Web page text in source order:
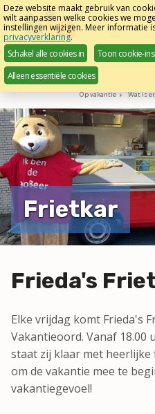
Sla
links
over
Direct
naar
het
menu
Direct
naar
de
pagina
inhoud
Menu
Op vakantie Wat is
Frietkar
Frieda's
Elke vrijdag komt Frieda's
Vakantieoord. Vanaf
staat zij klaar met heerlijke
om de vakantie mee te
vakantiegevoel!
Deze website maakt gebruik van
wilt aanpassen welke cookies we
instellingen wijzigen. Meer informatie
privacyverklaring.
Schakel alle cookies in
Toon cookie-
Alleen essentiële cookies